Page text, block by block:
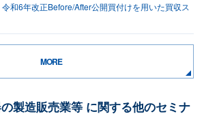
令和6年改正Before/After公開買付けを用いた買収ス
MORE
製造販売業等 に関する他のセミナ